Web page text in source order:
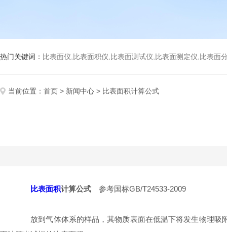
热门关键词： 比表面仪,比表面积仪,比表面测试仪,比表面测定仪,比表面分析仪,比表
当前位置： 首页 > 新闻中心 > 比表面积计算公式
比表面积计算公式 参考国标GB/T24533-2009
放到气体体系的样品，其物质表面在低温下将发生物理吸